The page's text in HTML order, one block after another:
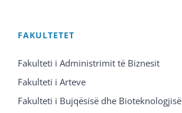
FAKULTETET
Fakulteti i Administrimit të Biznesit
Fakulteti i Arteve
Fakulteti i Bujqësisë dhe Bioteknologjisë